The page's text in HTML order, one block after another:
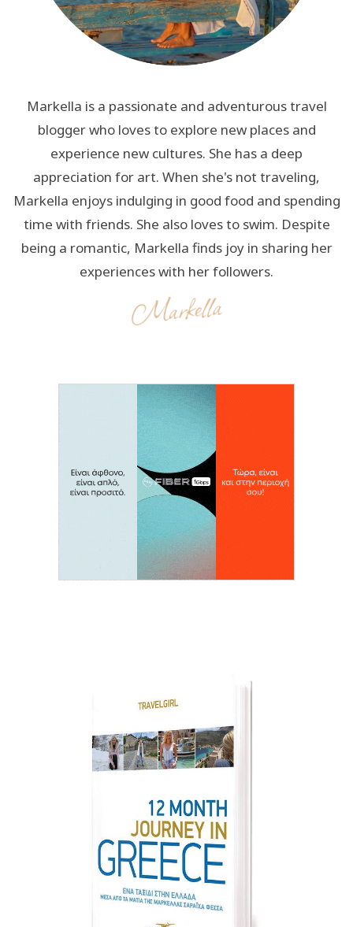
Markella is a passionate and adventurous travel
blogger who loves to explore new places and
experience new cultures. She has a deep
appreciation for art. When she's not traveling,
Markella enjoys indulging in good food and spending
time with friends. She also loves to swim. Despite
being a romantic, Markella finds joy in sharing her
experiences with her followers.